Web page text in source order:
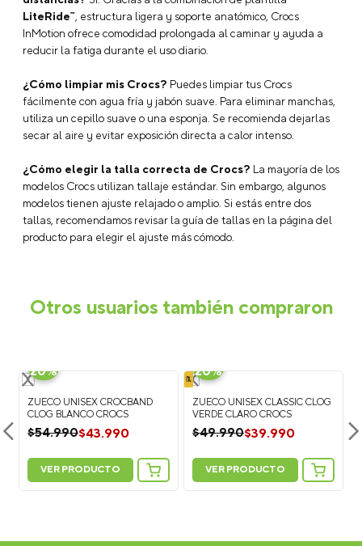
ENVIAR COMENTARIO
¿La línea Crocs InMotion es cómoda para caminar largas
distancias?Sí. Gracias a la combinación de plantilla
LiteRide™, estructura ligera y soporte anatómico, Crocs
reducir la fatiga durante el uso diario.
¿Cómo limpiar mis Crocs? Puedes limpiar tus Crocs
fácilmente con agua fría y jabón suave. Para eliminar manchas,
secar al aire y evitar exposición directa a calor intenso.
¿Cómo elegir la talla correcta de Crocs?La mayoría de los
modelos Crocs utilizan tallaje estándar. Sin embargo, algunos
modelos tienen ajuste relajado o amplio. Si estás entre dos
-
20%
ZUECO UNISEX CROCBAND
CLOG BLANCO CROCS
-
20%
ZUECO UNISEX CLASSIC CLOG
VERDE CLARO CROCS